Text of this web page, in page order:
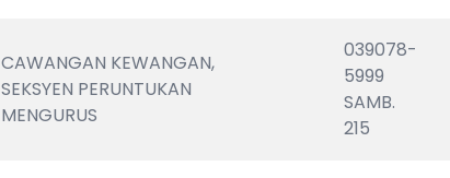
CAWANGAN KEWANGAN,
SEKSYEN PERUNTUKAN
MENGURUS
039078-
5999
SAMB.
215